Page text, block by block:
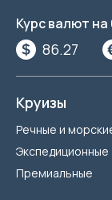
Курс валют на
86.27
Круизы
Речные и
Экспедиционные
Премиальные